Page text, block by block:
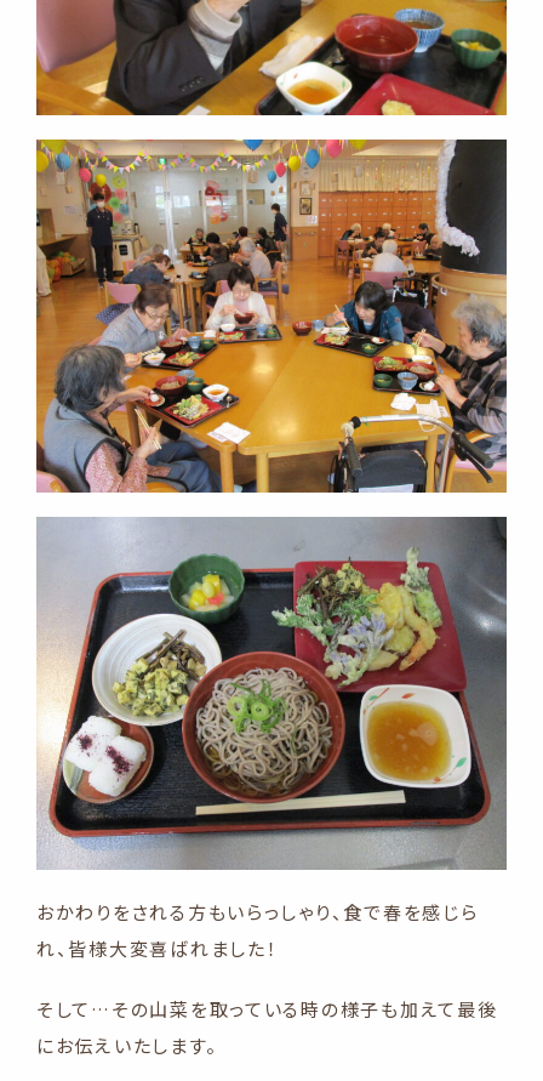
おかわりをされる方もいらっしゃり、食で春を感じら
れ、皆様大変喜ばれました！
そして…その山菜を取っている時の様子も加えて最後
にお伝えいたします。